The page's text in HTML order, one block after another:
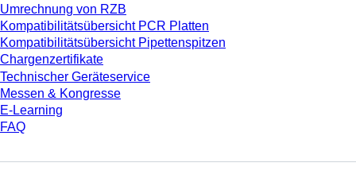
Umrechnung von RZB
Kompatibilitätsübersicht PCR Platten
Kompatibilitätsübersicht Pipettenspitzen
Chargenzertifikate
Technischer Geräteservice
Messen & Kongresse
E-Learning
FAQ